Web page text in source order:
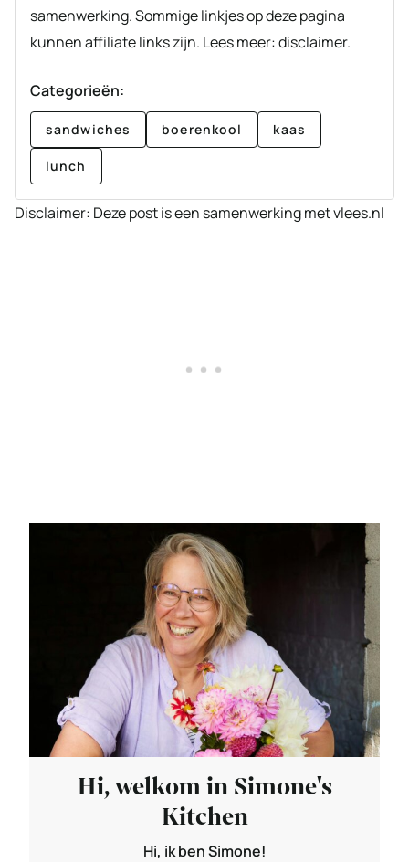
samenwerking. Sommige linkjes op deze pagina
kunnen affiliate links zijn. Lees meer: disclaimer.
Categorieën:
sandwiches boerenkool kaas
lunch
Disclaimer: Deze post is een samenwerking met vlees.nl
Hi, welkom in Simone's
Kitchen
Hi, ik ben Simone!